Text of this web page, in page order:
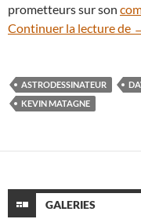
prometteurs sur son
Continuer la lecture de
ASTRODESSINATEUR
KEVIN MATAGNE
GALERIES